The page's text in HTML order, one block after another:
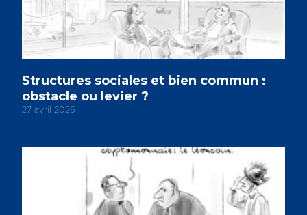
Structures sociales et bien commun :
obstacle ou levier ?
27 avril 2026